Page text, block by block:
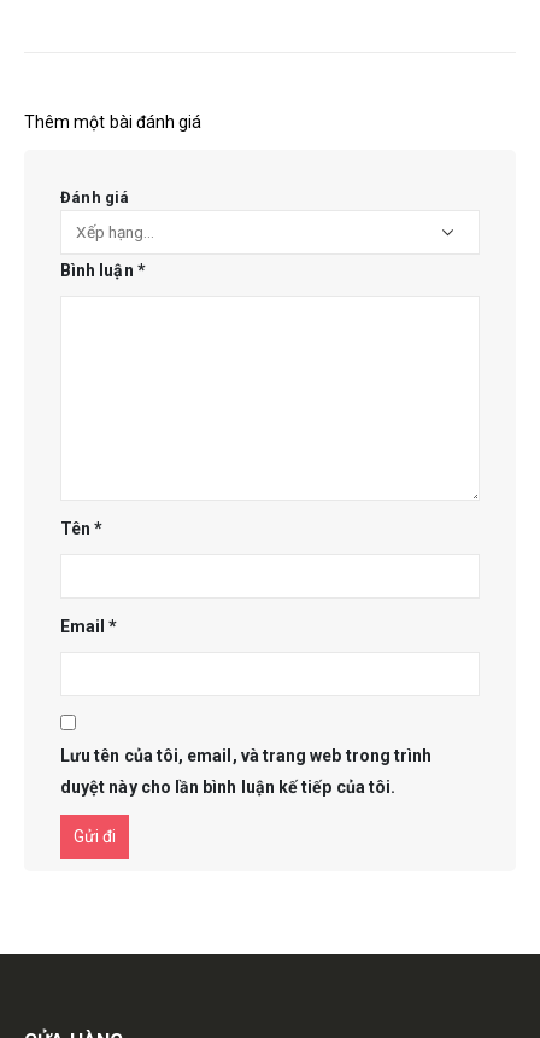
Thêm một bài đánh giá
Đánh giá
Bình luận *
Tên*
Email*
Lưu tên của tôi, email, và trang web trong trình
duyệt này cho lần bình luận kế tiếp của tôi.
Get in touch